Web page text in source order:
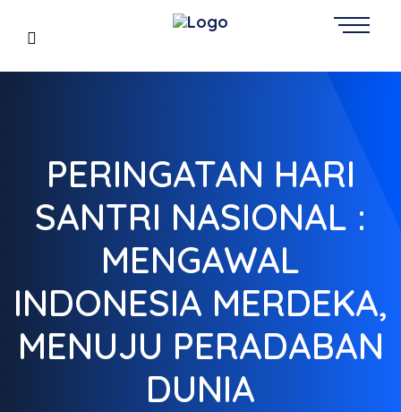
PERINGATAN HARI
SANTRI NASIONAL :
MENGAWAL
INDONESIA MERDEKA,
MENUJU PERADABAN
DUNIA